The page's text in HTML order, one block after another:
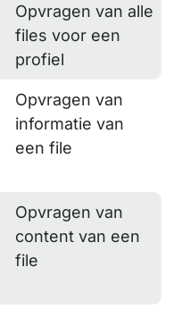
Opvragen van alle
files voor een
profiel
Opvragen van
informatie van
een file
Opvragen van
content van een
file